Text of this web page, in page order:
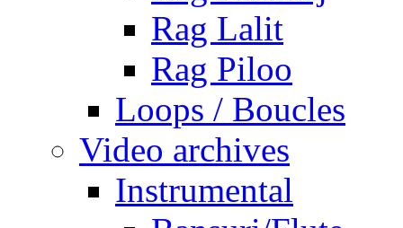
Rag Lalit
Rag Piloo
Loops / Boucles
Video archives
Instrumental